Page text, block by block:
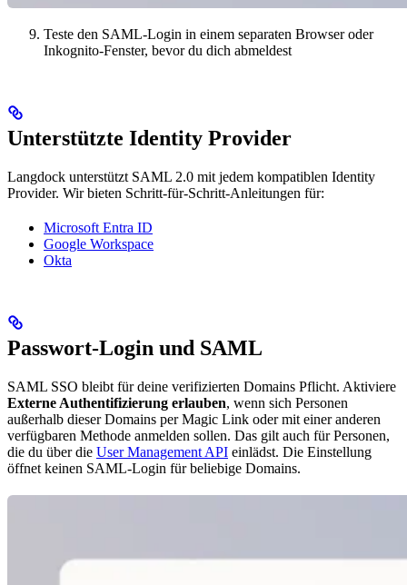
Teste den SAML-Login in einem separaten Browser oder
Inkognito-Fenster, bevor du dich abmeldest
Unterstützte Identity Provider
Langdock unterstützt SAML 2.0 mit jedem kompatiblen Identity
Provider. Wir bieten Schritt-für-Schritt-Anleitungen für:
Microsoft Entra ID
Google Workspace
Okta
Passwort-Login und SAML
SAML SSO bleibt für deine verifizierten Domains Pflicht. Aktiviere
Externe Authentifizierung erlauben, wenn sich Personen
außerhalb dieser Domains per Magic Link oder mit einer anderen
verfügbaren Methode anmelden sollen. Das gilt auch für Personen,
die du über die User Management API einlädst. Die Einstellung
öffnet keinen SAML-Login für beliebige Domains.